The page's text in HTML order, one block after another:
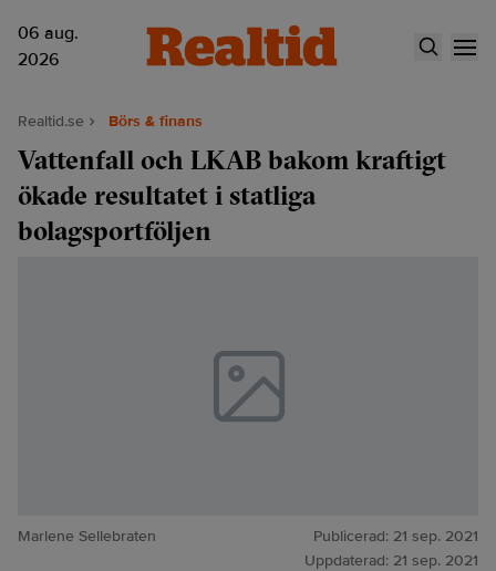
06 aug.
2026
Realtid.se Börs & finans
Vattenfall och LKAB bakom kraftigt
ökade resultatet i statliga
bolagsportföljen
Marlene Sellebraten Publicerad: 21 sep. 2021
Uppdaterad: 21 sep. 2021